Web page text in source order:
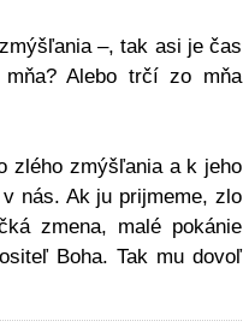
–, tak asi je čas
Alebo trčí zo mňa
zlého zmýšľania a k jeho
nás. Ak ju prijmeme, zlo
zmena, malé pokánie
Boha. Tak mu dovoľ